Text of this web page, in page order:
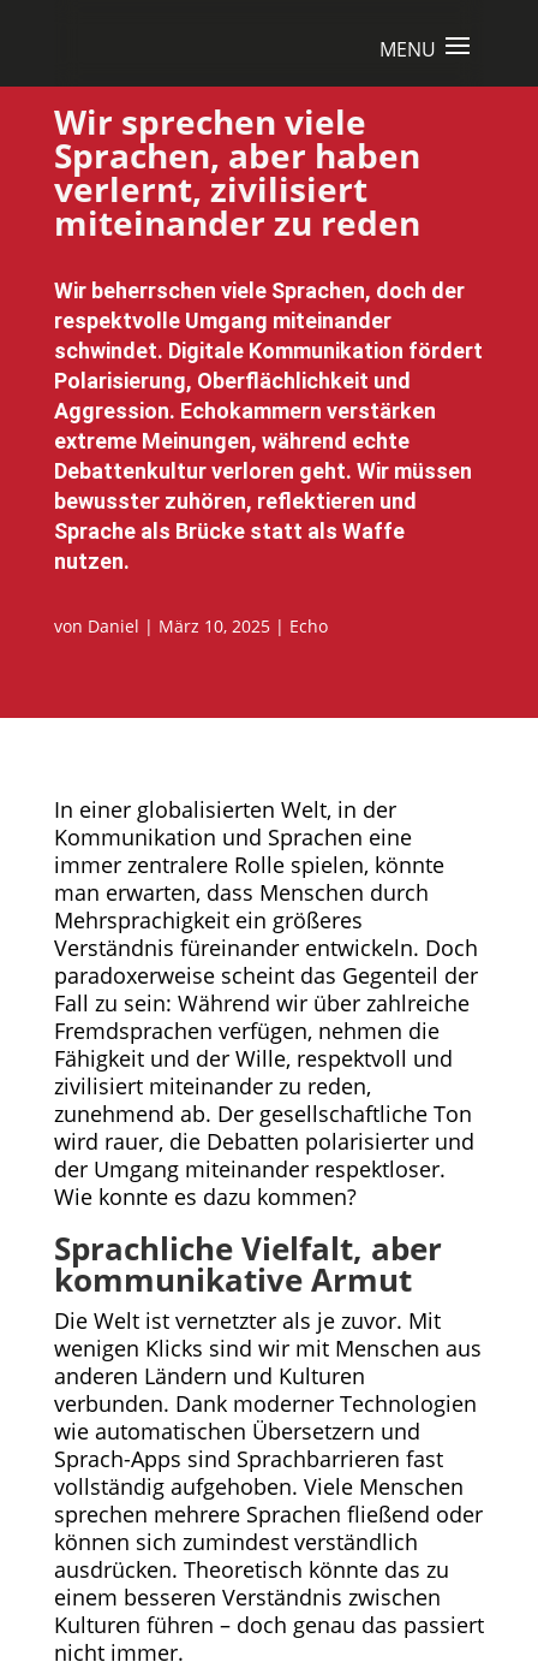
Wir sprechen viele
Sprachen, aber haben
verlernt, zivilisiert
miteinander zu reden
Wir beherrschen viele Sprachen, doch der
respektvolle Umgang miteinander
schwindet. Digitale Kommunikation fördert
Polarisierung, Oberflächlichkeit und
Aggression. Echokammern verstärken
extreme Meinungen, während echte
Debattenkultur verloren geht. Wir müssen
bewusster zuhören, reflektieren und
Sprache als Brücke statt als Waffe
nutzen.
von Daniel | März 10, 2025| Echo
In einer globalisierten Welt, in der
Kommunikation und Sprachen eine
immer zentralere Rolle spielen, könnte
man erwarten, dass Menschen durch
Mehrsprachigkeit ein größeres
Verständnis füreinander entwickeln. Doch
paradoxerweise scheint das Gegenteil der
Fall zu sein: Während wir über zahlreiche
Fremdsprachen verfügen, nehmen die
Fähigkeit und der Wille, respektvoll und
zivilisiert miteinander zu reden,
zunehmend ab. Der gesellschaftliche Ton
wird rauer, die Debatten polarisierter und
der Umgang miteinander respektloser.
Wie konnte es dazu kommen?
Sprachliche Vielfalt, aber
kommunikative Armut
Die Welt ist vernetzter als je zuvor. Mit
wenigen Klicks sind wir mit Menschen aus
anderen Ländern und Kulturen
verbunden. Dank moderner Technologien
wie automatischen Übersetzern und
Sprach-Apps sind Sprachbarrieren fast
vollständig aufgehoben. Viele Menschen
sprechen mehrere Sprachen fließend oder
können sich zumindest verständlich
ausdrücken. Theoretisch könnte das zu
einem besseren Verständnis zwischen
Kulturen führen – doch genau das passiert
nicht immer.